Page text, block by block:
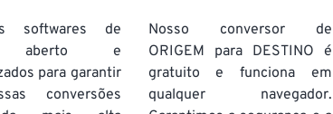
softwares de
aberto e
para garantir
conversões
Nosso conversor de
ORIGEM para DESTINO é
gratuito e funciona em
qualquer navegador.